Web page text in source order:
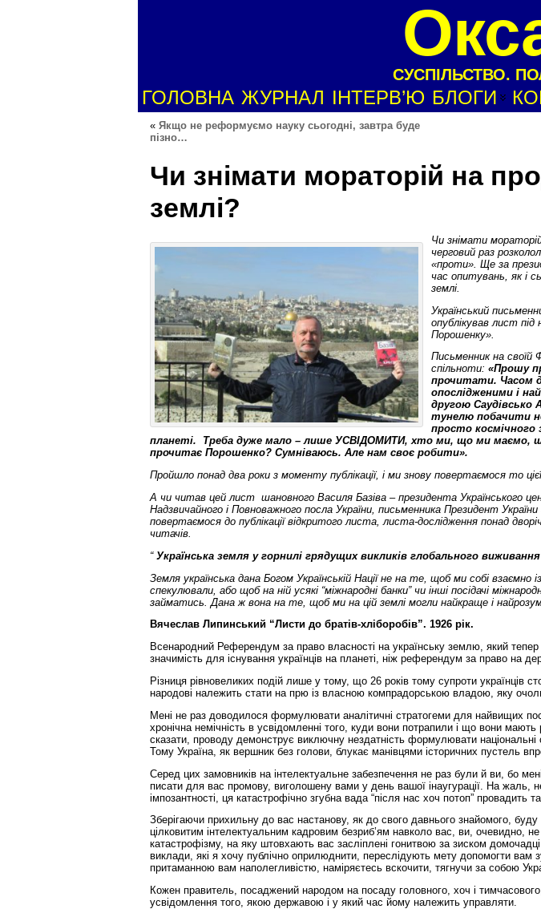
СУСПІЛЬСТВО.
ГОЛОВНА ЖУРНАЛ ІНТЕРВ’Ю БЛОГИ
« Якщо не реформуємо науку сьогодні, завтра буде
пізно…
Чи знімати мораторій на
землі?
Чи знімати
черговий раз
«проти». Ще за
час опитувань, як і
землі.
Український
опублікував лист
Порошенку».
Письменник на своїй
спільноти: «Прошу
прочитати. Часом
опослідженими і
другою Саудівсько
тунелю побачити
просто космічного
планеті. Треба дуже мало – лише УСВІДОМИТИ, хто ми, що ми
прочитає Порошенко? Сумніваюсь. Але нам своє робити».
Пройшло понад два роки з моменту публікації, і ми знову повертаємося то
А чи читав цей лист шановного Василя Базіва – президента Українського
Надзвичайного і Повноважного посла України, письменника Президент
повертаємося до публікації відкритого листа, листа-дослідження понад
читачів.
“ Українська земля у горнилі грядущих викликів глобального
Земля українська дана Богом Українській Нації не на те, щоб ми собі взаємно
спекулювали, або щоб на ній усякі “міжнародні банки” чи інші посідачі
займатись. Дана ж вона на те, щоб ми на цій землі могли найкраще і
Вячеслав Липинський “Листи до братів-хліборобів”. 1926 рік.
Всенародний Референдум за право власності на українську землю, який
значимість для існування українців на планеті, ніж референдум за право на
Різниця рівновеликих подій лише у тому, що 26 років тому супроти українців
народові належить стати на прю із власною компрадорською владою, яку
Мені не раз доводилося формулювати аналітичні стратогеми для найвищих
хронічна немічність в усвідомленні того, куди вони потрапили і що вони
сказати, проводу демонструє виключну нездатність формулювати національні
Тому Україна, як вершник без голови, блукає манівцями історичних пустель
Серед цих замовників на інтелектуальне забезпечення не раз були й ви, бо
писати для вас промову, виголошену вами у день вашої інаугурації. На жаль,
імпозантності, ця катастрофічно згубна вада “після нас хоч потоп”
Зберігаючи прихильну до вас настанову, як до свого давнього знайомого,
цілковитим інтелектуальним кадровим безриб’ям навколо вас, ви, очевидно,
катастрофізму, на яку штовхають вас засліплені гонитвою за зиском
виклади, які я хочу публічно оприлюднити, переслідують мету допомогти вам
притаманною вам наполегливістю, наміряєтесь вскочити, тягнучи за собою
Кожен правитель, посаджений народом на посаду головного, хоч і
усвідомлення того, якою державою і у який час йому належить управляти.